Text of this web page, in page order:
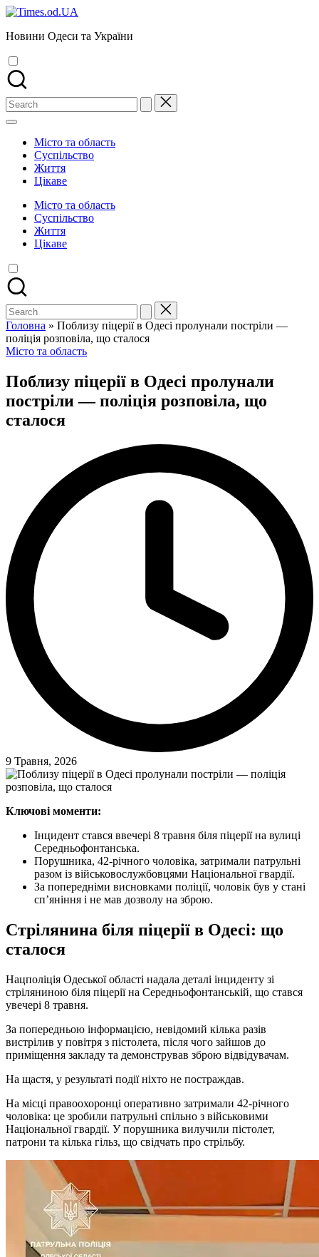
Skip
content
Новини Одеси та України
Search
for:
Місто та область
Суспільство
Життя
Цікаве
Місто та область
Суспільство
Життя
Цікаве
Search
for:
Головна » Поблизу піцерії в Одесі пролунали постріли —
поліція розповіла, що сталося
Posted
Місто та область
Поблизу піцерії в Одесі пролунали
постріли — поліція розповіла, що
сталося
9 Травня, 2026
Ключові моменти:
Інцидент стався ввечері 8 травня біля піцерії на вулиці
Середньофонтанська.
Порушника, 42-річного чоловіка, затримали патрульні
разом із військовослужбовцями Національної гвардії.
За попередніми висновками поліції, чоловік був у стані
сп’яніння і не мав дозволу на зброю.
Стрілянина біля піцерії в Одесі: що
сталося
Нацполіція Одеської області надала деталі інциденту зі
стріляниною біля піцерії на Середньофонтанській, що стався
увечері 8 травня.
За попередньою інформацією, невідомий кілька разів
вистрілив у повітря з пістолета, після чого зайшов до
приміщення закладу та демонстрував зброю відвідувачам.
На щастя, у результаті події ніхто не постраждав.
На місці правоохоронці оперативно затримали 42-річного
чоловіка: це зробили патрульні спільно з військовими
Національної гвардії. У порушника вилучили пістолет,
патрони та кілька гільз, що свідчать про стрільбу.